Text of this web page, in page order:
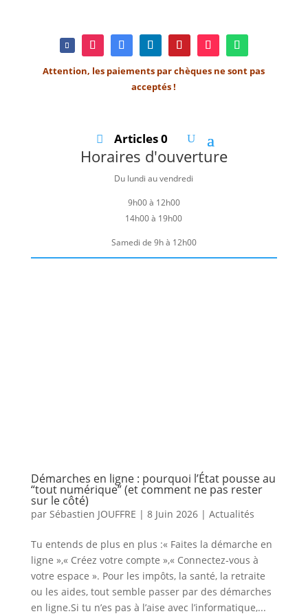
Attention, les paiements par chèques ne sont pas
acceptés !
Articles 0
Horaires d'ouverture
Du lundi au vendredi
9h00 à 12h00
14h00 à 19h00
Samedi de 9h à 12h00
Démarches en ligne : pourquoi l’État pousse au
“tout numérique” (et comment ne pas rester
sur le côté)
par Sébastien JOUFFRE | 8 Juin 2026| Actualités
Tu entends de plus en plus :« Faites la démarche en
ligne »,« Créez votre compte »,« Connectez‑vous à
votre espace ». Pour les impôts, la santé, la retraite
ou les aides, tout semble passer par des démarches
en ligne.Si tu n’es pas à l’aise avec l’informatique,...